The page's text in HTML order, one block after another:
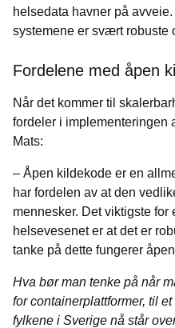
helsedata havner på
systemene er svært robuste
Fordelene med åpen
Når det kommer til
fordeler i implementeringen
Mats:
– Åpen kildekode er en
har fordelen av at den
mennesker. Det viktigste for
helsevesenet er at det er
tanke på dette fungerer
Hva bør man tenke på når
for containerplattformer, til
fylkene i Sverige nå står